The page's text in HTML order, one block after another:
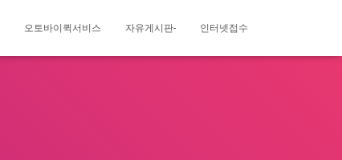
오토바이퀵서비스 자유게시판- 인터넷접수